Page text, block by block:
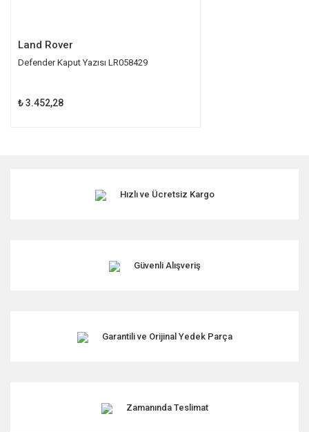
Land Rover
Defender Kaput Yazısı LR058429
₺ 3.452,28
Hızlı ve Ücretsiz Kargo
Güvenli Alışveriş
Garantili ve Orijinal Yedek Parça
Zamanında Teslimat